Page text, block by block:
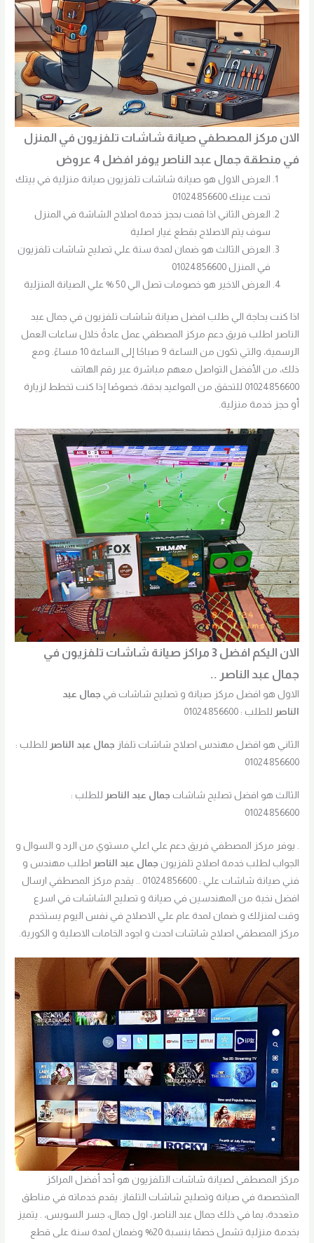
الان مركز المصطفي صيانة شاشات تلفزيون في المنزل
في منطقة جمال عبد الناصر يوفر افضل 4 عروض
العرض الاول هو صيانة شاشات تلفزيون صيانة منزلية في بيتك
تحت عينك 01024856600
العرض الثاني اذا قمت بحجز خدمة اصلاح الشاشة في المنزل
سوف يتم الاصلاح بقطع غيار اصلية
العرض الثالث هو ضمان لمدة سنة علي تصليح شاشات تلفزيون
في المنزل 01024856600
العرض الاخير هو خصومات تصل الي 50 % علي الصيانة المنزلية
اذا كنت بحاجة الي طلب افضل صيانة شاشات تلفزيون في جمال عبد
الناصر اطلب فريق دعم مركز المصطفي عمل عادةً خلال ساعات العمل
الرسمية، والتي تكون من الساعة 9 صباحًا إلى الساعة 10 مساءً. ومع
ذلك، من الأفضل التواصل معهم مباشرة عبر رقم الهاتف
01024856600 للتحقق من المواعيد بدقة، خصوصًا إذا كنت تخطط لزيارة
أو حجز خدمة منزلية.
الان اليكم افضل 3 مراكز صيانة شاشات تلفزيون في
جمال عبد الناصر ..
الاول هو افضل مركز صيانة و تصليح شاشات في جمال عبد
الناصر للطلب : 01024856600
الثاني هو افضل مهندس اصلاح شاشات تلفاز جمال عبد الناصر
للطلب :
01024856600
الثالث هو افضل تصليح شاشات جمال عبد الناصر
للطلب :
01024856600
. يوفر مركز المصطفي فريق دعم علي اعلي مستوي من الرد و السوال و
الجواب لطلب خدمة اصلاح تلفزيون جمال عبد الناصر اطلب مهندس و
فني صيانة شاشات علي : 01024856600 .. يقدم مركز المصطفي ارسال
افضل نخبة من المهندسين في صيانة و تصليح الشاشات في اسرع
وقت لمنزلك و ضمان لمدة عام علي الاصلاح في نفس اليوم يستخدم
مركز المصطفي اصلاح شاشات احدث و اجود الخامات الاصلية و الكورية.
مركز المصطفى لصيانة شاشات التلفزيون هو أحد أفضل المراكز
المتخصصة في صيانة وتصليح شاشات التلفاز. يقدم خدماته في مناطق
متعددة، بما في ذلك جمال عبد الناصر، اول جمال، جسر السويس، . يتميز
بخدمة منزلية تشمل خصمًا بنسبة 20% وضمان لمدة سنة على قطع